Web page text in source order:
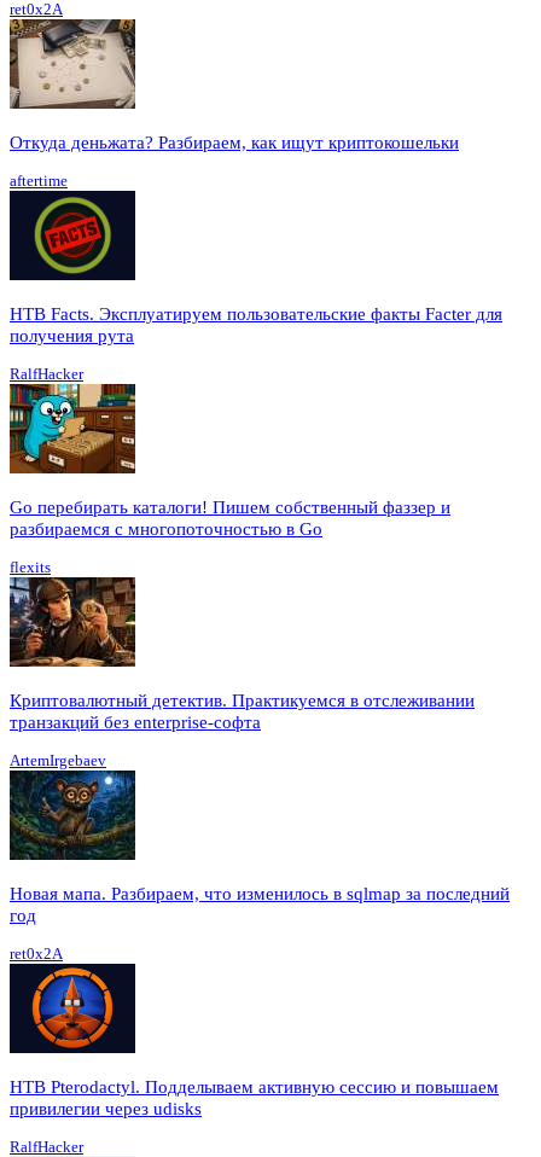
ret0x2A
Откуда деньжата? Разбираем, как ищут криптокошельки
aftertime
HTB Facts. Эксплуатируем пользовательские факты Facter для
получения рута
RalfHacker
Go перебирать каталоги! Пишем собственный фаззер и
разбираемся с многопоточностью в Go
flexits
Криптовалютный детектив. Практикуемся в отслеживании
транзакций без enterprise-софта
ArtemIrgebaev
Новая мапа. Разбираем, что изменилось в sqlmap за последний
год
ret0x2A
HTB Pterodactyl. Подделываем активную сессию и повышаем
привилегии через udisks
RalfHacker